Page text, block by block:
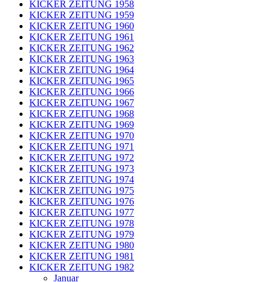
KICKER ZEITUNG 1958
KICKER ZEITUNG 1959
KICKER ZEITUNG 1960
KICKER ZEITUNG 1961
KICKER ZEITUNG 1962
KICKER ZEITUNG 1963
KICKER ZEITUNG 1964
KICKER ZEITUNG 1965
KICKER ZEITUNG 1966
KICKER ZEITUNG 1967
KICKER ZEITUNG 1968
KICKER ZEITUNG 1969
KICKER ZEITUNG 1970
KICKER ZEITUNG 1971
KICKER ZEITUNG 1972
KICKER ZEITUNG 1973
KICKER ZEITUNG 1974
KICKER ZEITUNG 1975
KICKER ZEITUNG 1976
KICKER ZEITUNG 1977
KICKER ZEITUNG 1978
KICKER ZEITUNG 1979
KICKER ZEITUNG 1980
KICKER ZEITUNG 1981
KICKER ZEITUNG 1982
Januar